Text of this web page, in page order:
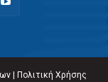
| Πολιτική Χρήσης